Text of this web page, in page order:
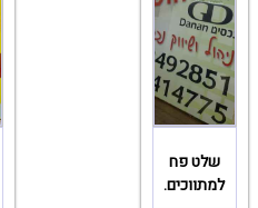
שלט פח
למתווכים.